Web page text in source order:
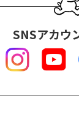
SNSアカウ